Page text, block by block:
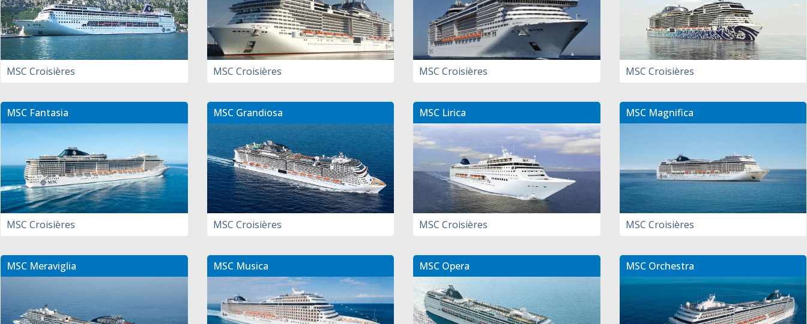
MSC Croisières MSC Croisières MSC Croisières MSC Croisières
MSC Fantasia
MSC Croisières
MSC Grandiosa
MSC Croisières
MSC Lirica
MSC Croisières
MSC Magnifica
MSC Croisières
MSC Meraviglia MSC Musica MSC Opera MSC Orchestra